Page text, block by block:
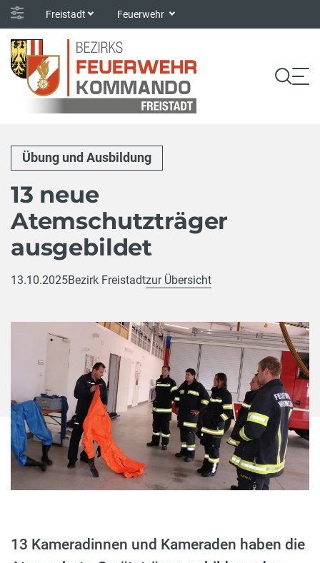
Freistadt Feuerwehr
Übung und Ausbildung
13 neue
Atemschutzträger
ausgebildet
13.10.2025Bezirk Freistadtzur Übersicht
13 Kameradinnen und Kameraden haben die